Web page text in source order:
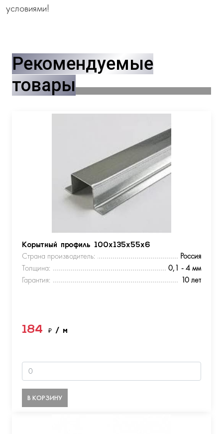
условиями!
Рекомендуемые
товары
Корытный профиль 100х135х55х6
Страна производитель:
Россия
Толщина:
0,1 - 4 мм
Гарантия:
10 лет
184 ₽ / м
В КОРЗИНУ